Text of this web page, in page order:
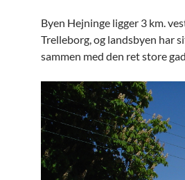
Byen Hejninge ligger 3 km.
Trelleborg, og landsbyen har
sammen med den ret store